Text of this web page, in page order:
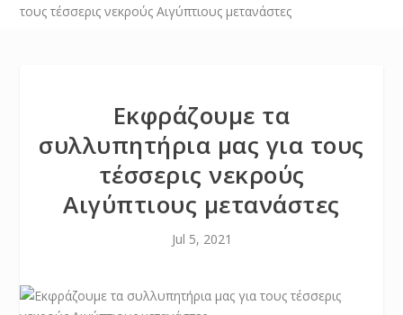
τους τέσσερις νεκρούς Αιγύπτιους μετανάστες
Εκφράζουμε τα
συλλυπητήρια μας για τους
τέσσερις νεκρούς
Αιγύπτιους μετανάστες
Jul 5, 2021